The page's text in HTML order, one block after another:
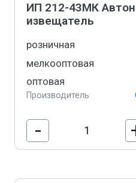
ИП 212-43МК
извещатель
розничная
мелкооптовая
оптовая
Производитель
-